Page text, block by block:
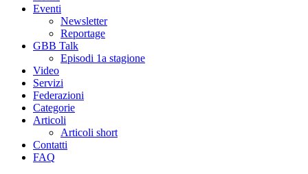
Eventi
Newsletter
Reportage
GBB Talk
Episodi 1a stagione
Video
Servizi
Federazioni
Categorie
Articoli
Articoli short
Contatti
FAQ